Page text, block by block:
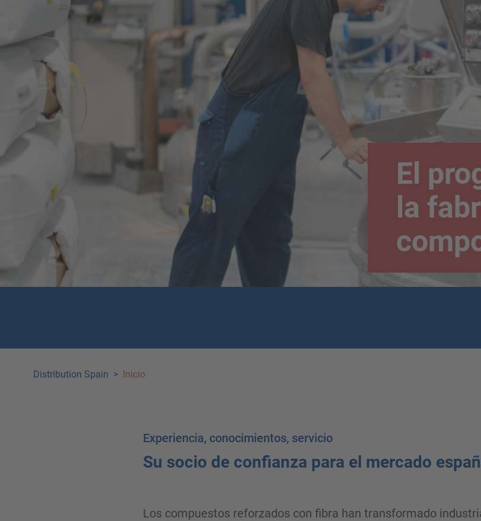
El
la
Distribution Spain > Inicio
Experiencia, conocimientos, servicio
Su socio de confianza para el mercado
Los compuestos reforzados con fibra han transformado